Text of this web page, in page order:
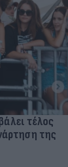
τέλος
της